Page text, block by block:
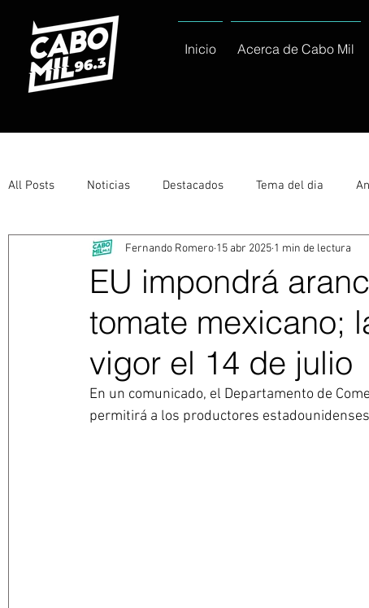
Inicio Acerca de Cabo Mil
All Posts Noticias Destacados Tema del dia
Entérate Deportes La buena del día
Ayuntamiento de Los Cabos Informa Nacionales e
EU impondrá
tomate mexicano;
vigor el 14 de julio
Fernando Romero 15 abr 2025 1 min de lectura
En un comunicado, el Departamento de
permitirá a los productores